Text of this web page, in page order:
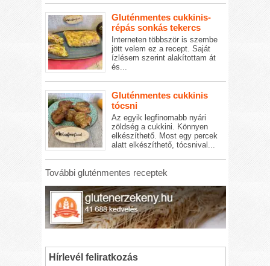
Gluténmentes cukkinis-
répás sonkás tekercs
Interneten többször is szembe
jött velem ez a recept. Saját
ízlésem szerint alakítottam át
és...
Gluténmentes cukkinis
tócsni
Az egyik legfinomabb nyári
zöldség a cukkini. Könnyen
elkészíthető. Most egy percek
alatt elkészíthető, tócsnival...
További gluténmentes receptek
Hírlevél feliratkozás